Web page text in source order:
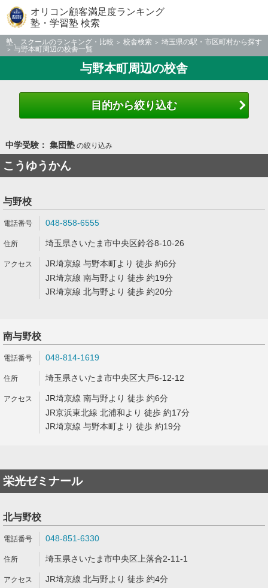
オリコン顧客満足度ランキング
塾・学習塾 検索
塾、スクールのランキング・比較 校舎検索
埼玉県の駅・市区町村から探す
与野本町周辺の校舎一覧
与野本町周辺の校舎
目的から絞り込む
中学受験： 集団塾の絞り込み
こうゆうかん
与野校
048-858-6555
埼玉県さいたま市中央区鈴谷8-10-26
JR埼京線 与野本町より 徒歩 約6分
JR埼京線 南与野より 徒歩 約19分
JR埼京線 北与野より 徒歩 約20分
南与野校
048-814-1619
埼玉県さいたま市中央区大戸6-12-12
JR埼京線 南与野より 徒歩 約6分
JR京浜東北線 北浦和より 徒歩 約17分
JR埼京線 与野本町より 徒歩 約19分
栄光ゼミナール
北与野校
048-851-6330
埼玉県さいたま市中央区上落合2-11-1
JR埼京線 北与野より 徒歩 約4分